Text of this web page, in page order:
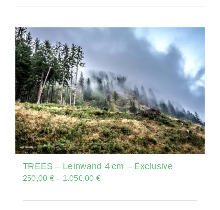
auf.
Die
Optionen
können
auf
der
Produktseite
gewählt
werden
TREES – Leinwand 4 cm – Exclusive
250,00 €– 1.050,00 €